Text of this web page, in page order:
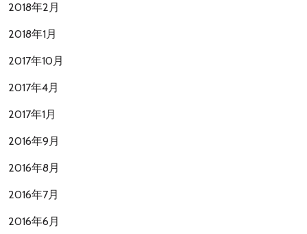
2018年2月
2018年1月
2017年10月
2017年4月
2017年1月
2016年9月
2016年8月
2016年7月
2016年6月